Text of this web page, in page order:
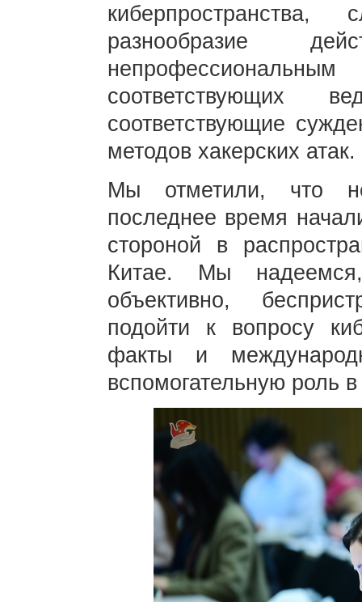
разнообразие
соответствующих
соответствующие
методов хакерских атак.
Мы отметили, что
последнее время
стороной в
Китае. Мы
объективно,
подойти к вопросу
факты и
вспомогательную роль